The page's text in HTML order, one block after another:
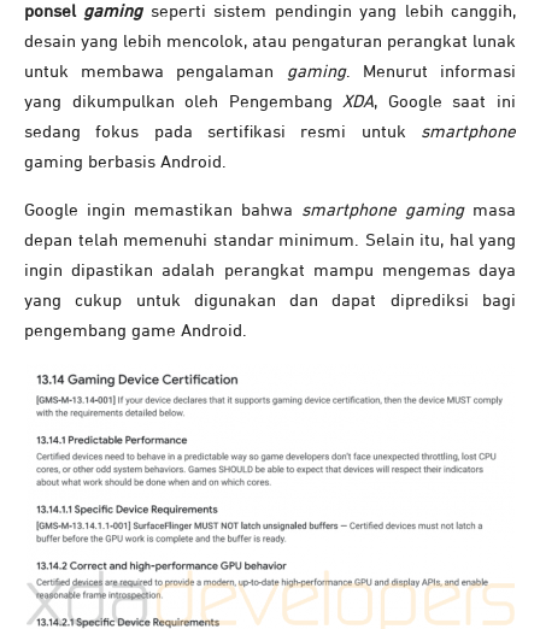
ponsel gaming seperti sistem pendingin yang lebih canggih,
desain yang lebih mencolok, atau pengaturan perangkat lunak
untuk membawa pengalaman gaming. Menurut informasi
yang dikumpulkan oleh Pengembang XDA, Google saat ini
sedang fokus pada sertifikasi resmi untuk smartphone
gaming berbasis Android.
Google ingin memastikan bahwa smartphone gamingmasa
depan telah memenuhi standar minimum. Selain itu, hal yang
ingin dipastikan adalah perangkat mampu mengemas daya
yang cukup untuk digunakan dan dapat diprediksi bagi
pengembang game Android.